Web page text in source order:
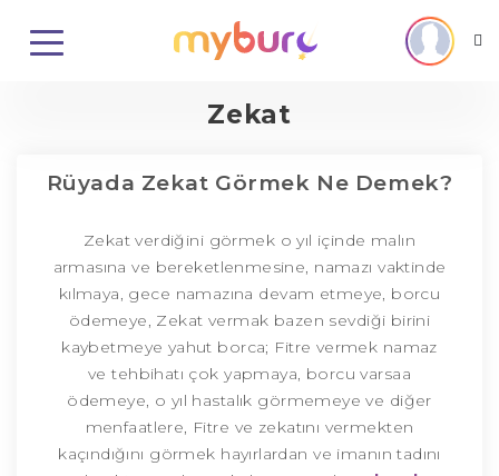
Zekat
Rüyada Zekat Görmek Ne Demek?
Zekat verdiğini görmek o yıl içinde malın
armasına ve bereketlenmesine, namazı vaktinde
kılmaya, gece namazına devam etmeye, borcu
ödemeye, Zekat vermak bazen sevdiği birini
kaybetmeye yahut borca; Fitre vermek namaz
ve tehbihatı çok yapmaya, borcu varsaa
ödemeye, o yıl hastalık görmemeye ve diğer
menfaatlere, Fitre ve zekatını vermekten
kaçındığını görmek hayırlardan ve imanın tadını